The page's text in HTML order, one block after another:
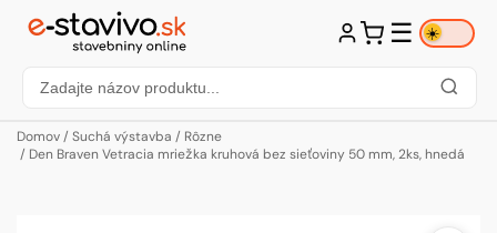
☰ ☀️
Domov/ Suchá výstavba / Rôzne
/ Den Braven Vetracia mriežka kruhová bez sieťoviny 50 mm, 2ks, hnedá